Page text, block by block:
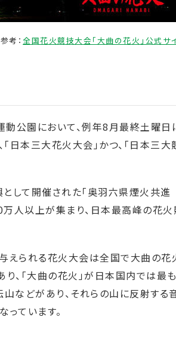
参考： 全国花火競技大会「大曲の花火」公式サ
公園において、例年8月最終土曜日
日本三大花火大会」かつ、「日本三大
して開催された「奥羽六県煙火共進
人以上が集まり、日本最高峰の花火
えられる花火大会は全国で大曲の花
、「大曲の花火」が日本国内では最も
などがあり、それらの山に反射する
ています。